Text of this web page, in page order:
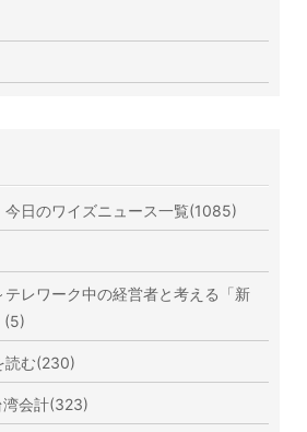
今日のワイズニュース一覧(1085)
テレワーク中の経営者と考える「新
(5)
む(230)
会計(323)